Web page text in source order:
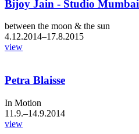
Bijoy Jain - Studio Mumbai
between the moon & the sun
4.12.2014–17.8.2015
view
Petra Blaisse
In Motion
11.9.–14.9.2014
view